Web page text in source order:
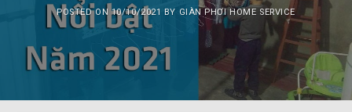
POSTED ON 10/10/2021 BY GIÀN PHƠI HOME SERVICE